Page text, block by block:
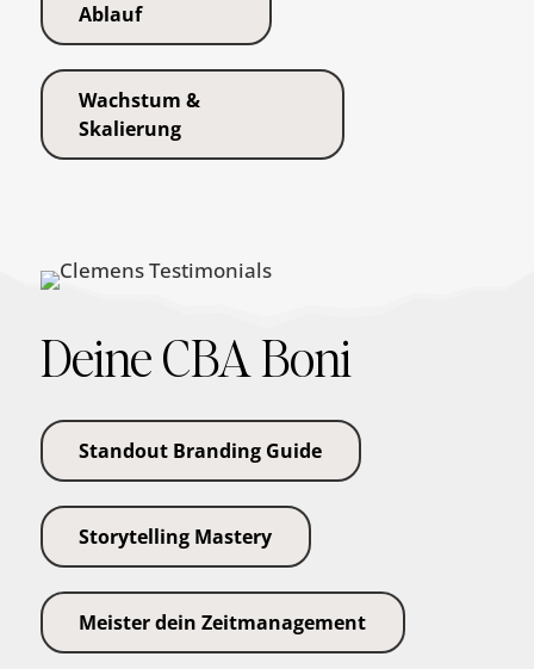
Ablauf
Wachstum &
Skalierung
Deine CBA Boni
Standout Branding Guide
Storytelling Mastery
Meister dein Zeitmanagement